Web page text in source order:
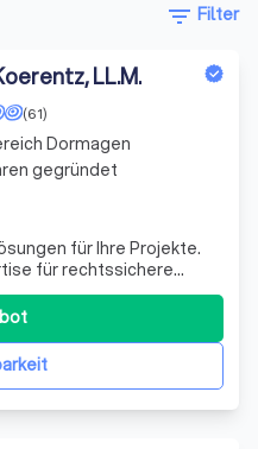
filter_list Filter
LL.M.
(61)
für Ihre Projekte.
für rechtssichere
Streitigkeiten.
Dormagen
gegründet